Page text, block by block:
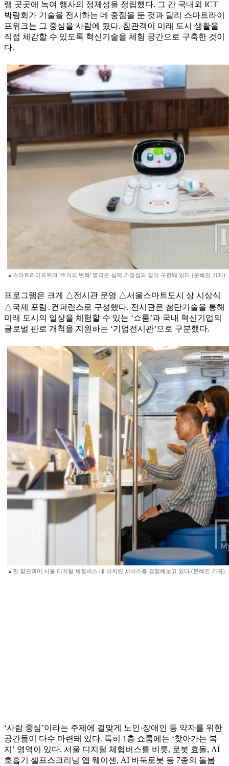
램 곳곳에 녹여 행사의 정체성을 정립했다. 그 간 국내외 ICT
박람회가 기술을 전시하는 데 중점을 둔 것과 달리 스마트라이
프위크는 그 중심을 사람에 뒀다. 참관객이 미래 도시 생활을
직접 체감할 수 있도록 혁신기술을 체험 공간으로 구축한 것이
다.
▲스마트라이프위크 '주거의 변화' 영역은 실제 가정집과 같이 구현돼 있다.(문혜진 기자)
프로그램은 크게 △전시관 운영 △서울스마트도시 상 시상식
△국제 포럼․컨퍼런스로 구성했다. 전시관은 첨단기술을 통해
미래 도시의 일상을 체험할 수 있는 ‘쇼룸’과 국내 혁신기업의
글로벌 판로 개척을 지원하는 ‘기업전시관’으로 구분했다.
▲한 참관객이 서울 디지털 체험버스 내 비치된 서비스를 경험해보고 있다.(문혜진 기자)
‘사람 중심’이라는 주제에 걸맞게 노인·장애인 등 약자를 위한
공간들이 다수 마련돼 있다. 특히 1층 쇼룸에는 ‘찾아가는 복
지’ 영역이 있다. 서울 디지털 체험버스를 비롯, 로봇 효돌, AI
호흡기 셀프스크리닝 앱 웨이센, AI 바둑로봇 등 7종의 돌봄